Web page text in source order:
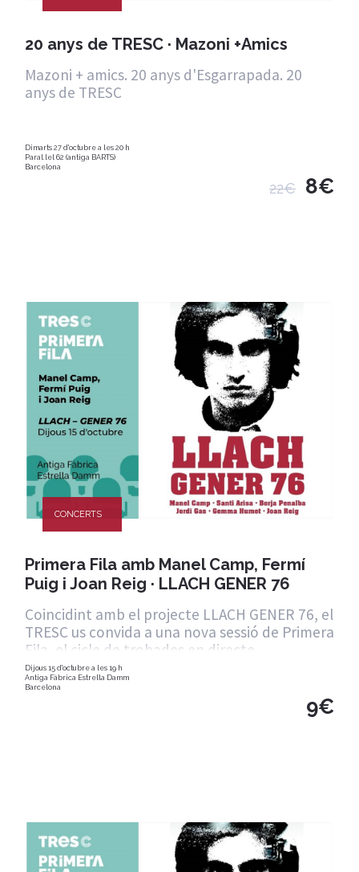
20 anys de TRESC · Mazoni +Amics
Mazoni + amics. 20 anys d'Esgarrapada. 20
anys de TRESC
Dimarts 27 d'octubre a les 20 h
Paral.lel 62 (antiga BARTS)
Barcelona
22€ 8€
CONCERTS
Primera Fila amb Manel Camp, Fermí
Puig i Joan Reig · LLACH GENER 76
Coincidint amb el projecte LLACH GENER 76, el
TRESC us convida a una nova sessió de Primera
Fila, el cicle de trobades en directe
Dijous 15 d'octubre a les 19 h
Antiga Fàbrica Estrella Damm
Barcelona
9€